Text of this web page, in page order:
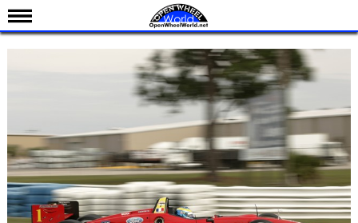
Nieuws
Coureurs
Teams
IndyCar 101